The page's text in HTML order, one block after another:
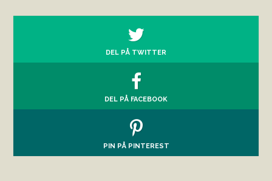
DEL PÅ TWITTER
DEL PÅ FACEBOOK
PIN PÅ PINTEREST